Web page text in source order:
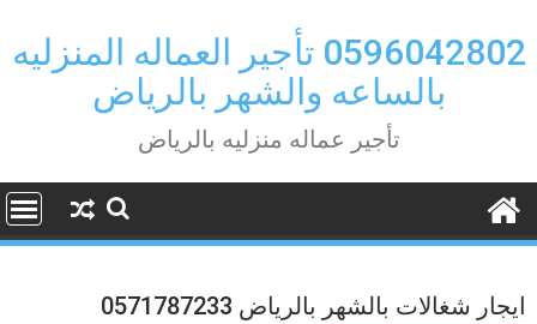
to
content
0596042802 تأجير العماله المنزليه
بالساعه والشهر بالرياض
تأجير عماله منزليه بالرياض
ايجار شغالات بالشهر بالرياض 0571787233